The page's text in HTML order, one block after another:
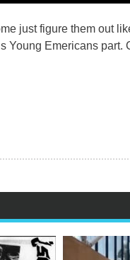
just figure them out
Young Emericans